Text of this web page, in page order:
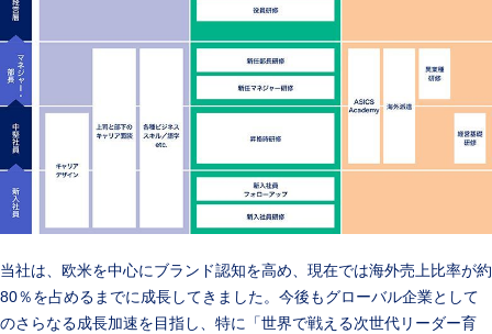
当社は、欧米を中心にブランド認知を高め、現在では海外売上比率が約
80％を占めるまでに成長してきました。今後もグローバル企業として
のさらなる成長加速を目指し、特に「世界で戦える次世代リーダー育